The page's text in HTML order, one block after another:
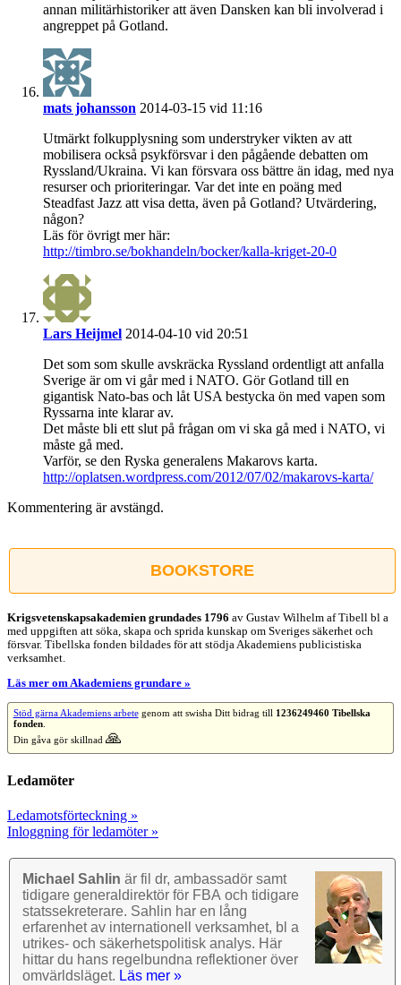
annan militärhistoriker att även Dansken kan bli involverad i
angreppet på Gotland.
mats johansson 2014-03-15 vid 11:16
Utmärkt folkupplysning som understryker vikten av att
mobilisera också psykförsvar i den pågående debatten om
Ryssland/Ukraina. Vi kan försvara oss bättre än idag, med nya
resurser och prioriteringar. Var det inte en poäng med
Steadfast Jazz att visa detta, även på Gotland? Utvärdering,
någon?
Läs för övrigt mer här:
http://timbro.se/bokhandeln/bocker/kalla-kriget-20-0
Lars Heijmel 2014-04-10 vid 20:51
Det som som skulle avskräcka Ryssland ordentligt att anfalla
Sverige är om vi går med i NATO. Gör Gotland till en
gigantisk Nato-bas och låt USA bestycka ön med vapen som
Ryssarna inte klarar av.
Det måste bli ett slut på frågan om vi ska gå med i NATO, vi
måste gå med.
Varför, se den Ryska generalens Makarovs karta.
http://oplatsen.wordpress.com/2012/07/02/makarovs-karta/
Kommentering är avstängd.
BOOKSTORE
Krigsvetenskap­sakademien grundades 1796 av Gustav Wilhelm af Tibell bl a
med uppgiften att söka, skapa och sprida kunskap om Sveriges säkerhet och
försvar. Tibellska fonden bildades för att stödja Akademiens publicistiska
verksamhet.
Läs mer om Akademiens grundare »
Stöd gärna Akademiens arbetegenom att swisha Ditt bidrag till 1236249460 Tibellska
fonden.
Din gåva gör skillnad 🙏
Ledamöter
Ledamotsförteckning »
Inloggning för ledamöter »
Michael Sahlin är fil dr, ambassadör samt
tidigare general­direktör för FBA och tidigare
stats­sekre­terare. Sahlin har en lång
erfarenhet av inter­nationell verk­samhet, bl a
utrikes- och säkerhets­politisk analys. Här
hittar du hans regel­bundna reflek­tioner över
omvärlds­läget. Läs mer »